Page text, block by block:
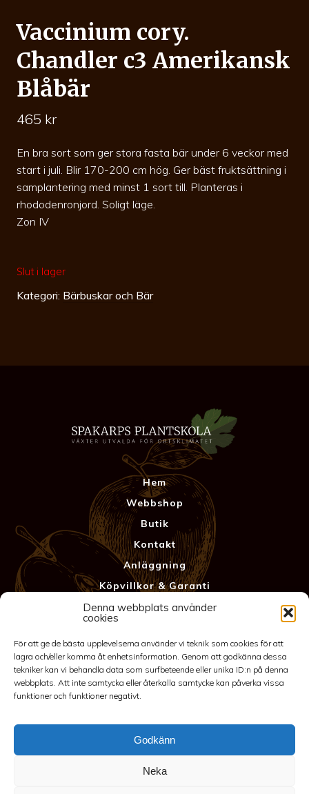
Denna webbplats använder
cookies
För att ge de bästa upplevelserna använder vi teknik som cookies för att
lagra och/eller komma åt enhetsinformation. Genom att godkänna dessa
tekniker kan vi behandla data som surfbeteende eller unika ID:n på denna
webbplats. Att inte samtycka eller återkalla samtycke kan påverka vissa
funktioner och funktioner negativt.
Godkänn
Neka
Vaccinium cory.
Chandler c3 Amerikansk
Blåbär
465 kr
En bra sort som ger stora fasta bär under 6 veckor med
start i juli. Blir 170-200 cm hög. Ger bäst fruktsättning i
samplantering med minst 1 sort till. Planteras i
rhododenronjord. Soligt läge.
Zon IV
Slut i lager
Kategori: Bärbuskar och Bär
Hem
Webbshop
Butik
Kontakt
Anläggning
Köpvillkor & Garanti
Integritetspolicy
spakarp@outlook.com